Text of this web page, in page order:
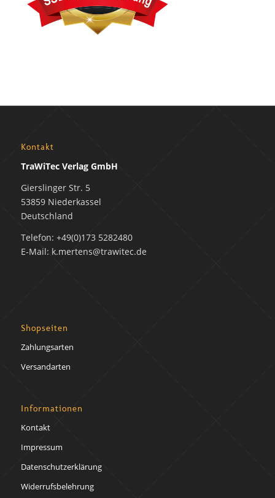
Kontakt
TraWiTec Verlag GmbH
Gierslinger Str. 5
53859 Niederkassel
Deutschland
Telefon: +49(0)173 5282480
E-Mail: k.mertens@trawitec.de
Shopseiten
Zahlungsarten
Versandarten
Informationen
Kontakt
Impressum
Datenschutzerklärung
Widerrufsbelehrung